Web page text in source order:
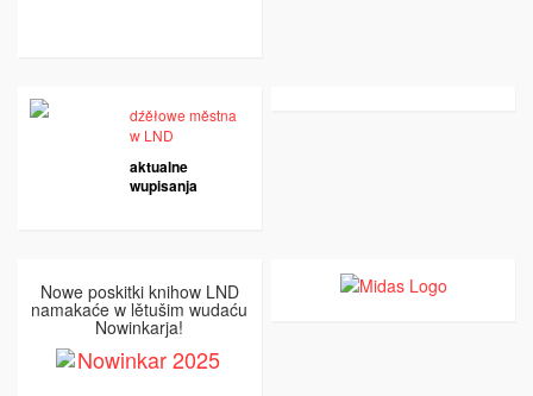
dźěłowe městna
w LND
aktualne
wupisanja
Nowe poskitki knihow LND
namakaće w lětušim wudaću
Nowinkarja!